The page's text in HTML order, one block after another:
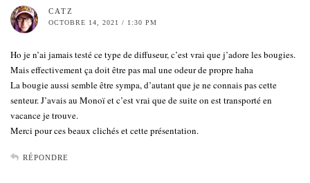
CATZ
OCTOBRE 14, 2021 / 1:30 PM
Ho je n’ai jamais testé ce type de diffuseur, c’est vrai que j’adore les bougies.
Mais effectivement ça doit être pas mal une odeur de propre haha
La bougie aussi semble être sympa, d’autant que je ne connais pas cette
senteur. J’avais au Monoï et c’est vrai que de suite on est transporté en
vacance je trouve.
Merci pour ces beaux clichés et cette présentation.
RÉPONDRE